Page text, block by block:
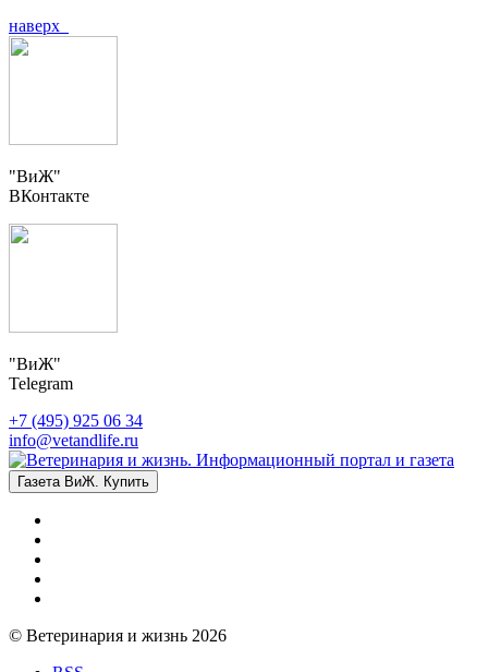
наверх
"ВиЖ"
ВКонтакте
"ВиЖ"
Telegram
+7 (495) 925 06 34
info@vetandlife.ru
Газета ВиЖ. Купить
© Ветеринария и жизнь 2026